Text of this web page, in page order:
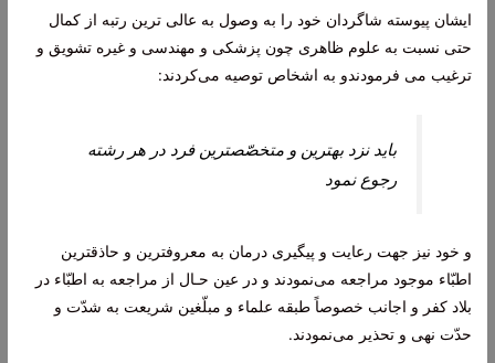
ایشان پيوسته شاگردان خود را به وصول به عالی ترين رتبه از كمال
حتى نسبت به علوم ظاهرى چون پزشكى و مهندسى و غيره تشويق و
ترغيب می ‏فرمودندو به اشخاص توصيه می‌كردند:
بايد نزد بهترين و متخصّص‏ترين فرد در هر رشته
رجوع نمود
و خود نيز جهت رعايت و پيگيرى درمان به معروف‏ترين و حاذق‏ترين
اطبّاء موجود مراجعه می‌نمودند و در عين حـال از مراجعه به اطبّاء در
بلاد كفر و اجانب خصوصاً طبقه علماء و مبلّغين شريعت به شدّت و
حدّت نهى و تحذير می‌‏نمودند.